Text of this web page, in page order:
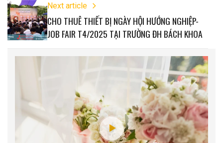
Next article
CHO THUÊ THIẾT BỊ NGÀY HỘI HƯỚNG NGHIỆP-
JOB FAIR T4/2025 TẠI TRƯỜNG ĐH BÁCH KHOA